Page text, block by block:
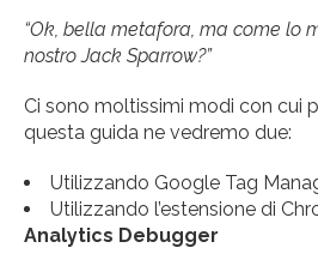
“Ok, bella metafora, ma come lo
nostro Jack Sparrow?”
Ci sono moltissimi modi con cui
questa guida ne vedremo due:
Utilizzando Google Tag
Utilizzando l’estensione di
Analytics Debugger